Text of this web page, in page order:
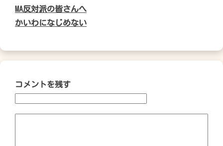
MA反対派の皆さんへ
かいわになじめない
コメントを残す